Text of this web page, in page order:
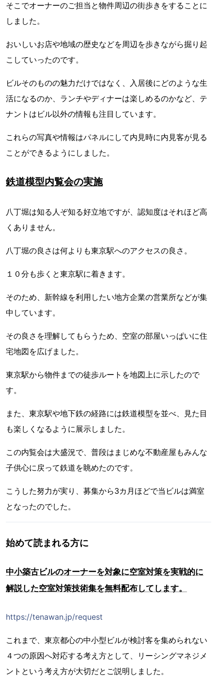
そこでオーナーのご担当と物件周辺の街歩きをすることに
しました。
おいしいお店や地域の歴史などを周辺を歩きながら掘り起
こしていったのです。
ビルそのものの魅力だけではなく、入居後にどのような生
活になるのか、ランチやディナーは楽しめるのかなど、テ
ナントはビル以外の情報も注目しています。
これらの写真や情報はパネルにして内見時に内見客が見る
ことができるようにしました。
鉄道模型内覧会の実施
八丁堀は知る人ぞ知る好立地ですが、認知度はそれほど高
くありません。
八丁堀の良さは何よりも東京駅へのアクセスの良さ。
１０分も歩くと東京駅に着きます。
そのため、新幹線を利用したい地方企業の営業所などが集
中しています。
その良さを理解してもらうため、空室の部屋いっぱいに住
宅地図を広げました。
東京駅から物件までの徒歩ルートを地図上に示したので
す。
また、東京駅や地下鉄の経路には鉄道模型を並べ、見た目
も楽しくなるように展示しました。
この内覧会は大盛況で、普段はまじめな不動産屋もみんな
子供心に戻って鉄道を眺めたのです。
こうした努力が実り、募集から3カ月ほどで当ビルは満室
となったのでした。
始めて読まれる方に
中小築古ビルのオーナーを対象に空室対策を実戦的に
解説した空室対策技術集を無料配布してします。
https://tenawan.jp/request
これまで、東京都心の中小型ビルが検討客を集められない
４つの原因へ対応する考え方として、リーシングマネジメ
ントという考え方が大切だとご説明しました。